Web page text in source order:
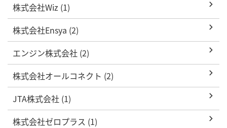
株式会社Wiz (1)
株式会社Ensya (2)
エンジン株式会社 (2)
株式会社オールコネクト (2)
JTA株式会社 (1)
株式会社ゼロプラス (1)